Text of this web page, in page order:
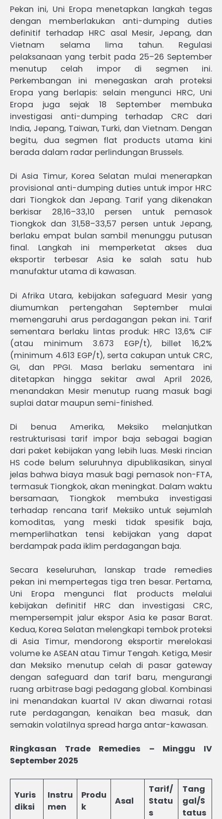
Pekan ini, Uni Eropa menetapkan langkah tegas
dengan memberlakukan anti-dumping duties
definitif terhadap HRC asal Mesir, Jepang, dan
Vietnam selama lima tahun. Regulasi
pelaksanaan yang terbit pada 25–26 September
menutup celah impor di segmen ini.
Perkembangan ini menegaskan arah proteksi
Eropa yang berlapis: selain mengunci HRC, Uni
Eropa juga sejak 18 September membuka
investigasi anti-dumping terhadap CRC dari
India, Jepang, Taiwan, Turki, dan Vietnam. Dengan
begitu, dua segmen flat products utama kini
berada dalam radar perlindungan Brussels.
Di Asia Timur, Korea Selatan mulai menerapkan
provisional anti-dumping duties untuk impor HRC
dari Tiongkok dan Jepang. Tarif yang dikenakan
berkisar 28,16–33,10 persen untuk pemasok
Tiongkok dan 31,58–33,57 persen untuk Jepang,
berlaku empat bulan sambil menunggu putusan
final. Langkah ini memperketat akses dua
eksportir terbesar Asia ke salah satu hub
manufaktur utama di kawasan.
Di Afrika Utara, kebijakan safeguard Mesir yang
diumumkan pertengahan September mulai
memengaruhi arus perdagangan pekan ini. Tarif
sementara berlaku lintas produk: HRC 13,6% CIF
(atau minimum 3.673 EGP/t), billet 16,2%
(minimum 4.613 EGP/t), serta cakupan untuk CRC,
GI, dan PPGI. Masa berlaku sementara ini
ditetapkan hingga sekitar awal April 2026,
menandakan Mesir menutup ruang masuk bagi
suplai datar maupun semi-finished.
Di benua Amerika, Meksiko melanjutkan
restrukturisasi tarif impor baja sebagai bagian
dari paket kebijakan yang lebih luas. Meski rincian
HS code belum seluruhnya dipublikasikan, sinyal
jelas bahwa biaya masuk bagi pemasok non-FTA,
termasuk Tiongkok, akan meningkat. Dalam waktu
bersamaan, Tiongkok membuka investigasi
terhadap rencana tarif Meksiko untuk sejumlah
komoditas, yang meski tidak spesifik baja,
memperlihatkan tensi kebijakan yang dapat
berdampak pada iklim perdagangan baja.
Secara keseluruhan, lanskap trade remedies
pekan ini mempertegas tiga tren besar. Pertama,
Uni Eropa mengunci flat products melalui
kebijakan definitif HRC dan investigasi CRC,
mempersempit jalur ekspor Asia ke pasar Barat.
Kedua, Korea Selatan melengkapi tembok proteksi
di Asia Timur, mendorong eksportir merelokasi
volume ke ASEAN atau Timur Tengah. Ketiga, Mesir
dan Meksiko menutup celah di pasar gateway
dengan safeguard dan tarif baru, mengurangi
ruang arbitrase bagi pedagang global. Kombinasi
ini menandakan kuartal IV akan diwarnai rotasi
rute perdagangan, kenaikan bea masuk, dan
semakin volatilnya spread harga antar-kawasan.
Ringkasan Trade Remedies – Minggu IV
September 2025
Yuris
diksi
Instru
men
Produ
k
Asal
Tarif/
Statu
s
Tang
gal/S
tatus